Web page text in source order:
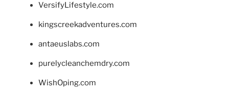
VersifyLifestyle.com
kingscreekadventures.com
antaeuslabs.com
purelycleanchemdry.com
WishOping.com